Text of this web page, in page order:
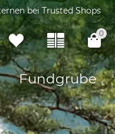
bei Trusted Shops
0
Fundgrube